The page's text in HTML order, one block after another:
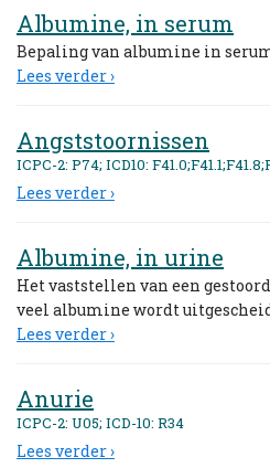
Albumine, in serum
Bepaling van albumine in
Lees verder ›
Angststoornissen
ICPC-2: P74; ICD10:
Lees verder ›
Albumine, in urine
Het vaststellen van een
veel albumine wordt
Lees verder ›
Anurie
ICPC-2: U05; ICD-10: R34
Lees verder ›